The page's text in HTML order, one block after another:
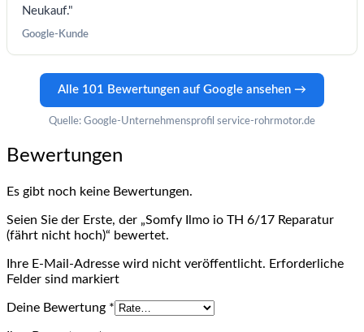
Neukauf."
Google-Kunde
Alle 101 Bewertungen auf Google ansehen →
Quelle: Google-Unternehmensprofil service-rohrmotor.de
Bewertungen
Es gibt noch keine Bewertungen.
Seien Sie der Erste, der „Somfy Ilmo io TH 6/17 Reparatur
(fährt nicht hoch)“ bewertet.
Ihre E-Mail-Adresse wird nicht veröffentlicht. Erforderliche
Felder sind markiert
Deine Bewertung *